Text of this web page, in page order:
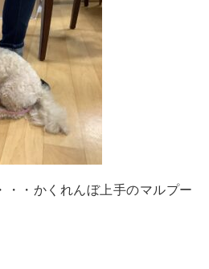
・・かくれんぼ上手のマルプー